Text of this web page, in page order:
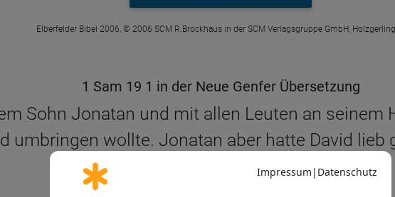
Elberfelder Bibel 2006, © 2006 SCM R.Brockhaus in der SCM Verlagsgruppe GmbH,
1 Sam 19 1 in der Neue Genfer Übersetzung
Sohn Jonatan und mit allen Leuten an seinem
umbringen wollte. Jonatan aber hatte David lieb